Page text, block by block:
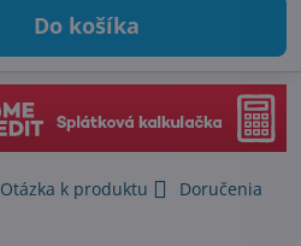
Do košíka
Otázka k produktu
Doručenia